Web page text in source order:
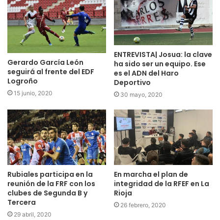
Sí, tenemos muy buen ambiente desde el principio, somos
casi todos bastante ‘payasetes’ jeje y hemos congeniado
muy bien. Es algo que ayuda mucho en el día a día y que se
refleja en el campo.
En tu presentación dijiste que Alain Barrón era uno de los
motivos que te animaron a venir ¿cuándo coincidiste con
él? ¿se le ha echado mucho de menos?
Sí, conozco a Alain desde hace muchos años, de cuando
coincidimos en el Alavés B. Él me animó a venir al
Calahorra y estoy muy contento de haber tomado esa
decisión. Se nota su ausencia, además íbamos juntos en el
coche todos los días.
En el último partido jugaste de extremo cuajando un buen
partido ¿te sientes cómodo ahí?
Para un partido que juego de extremo me rompen la
Gerardo García León
seguirá al frente del EDF
Logroño
15 junio, 2020
ENTREVISTA| Josua: la clave
ha sido ser un equipo. Ese
es el ADN del Haro
Deportivo
30 mayo, 2020
Rubiales participa en la
reunión de la FRF con los
clubes de Segunda B y
Tercera
29 abril, 2020
En marcha el plan de
integridad de la RFEF en La
Rioja
26 febrero, 2020